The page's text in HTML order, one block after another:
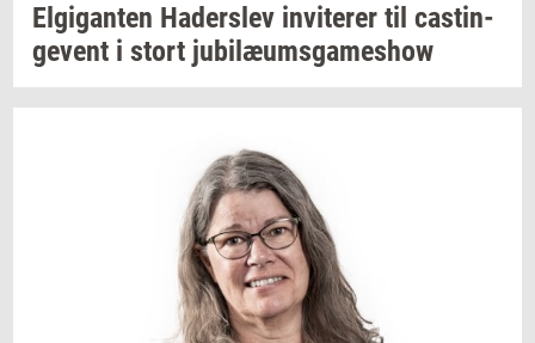
El­gi­gan­ten Ha­der­s­lev in­vi­te­rer til ca­stin­
ge­vent i stort ju­bilæums­ga­mes­how